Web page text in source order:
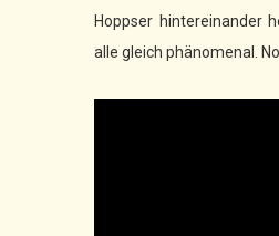
Hoppser hintereinander
alle gleich phänomenal.